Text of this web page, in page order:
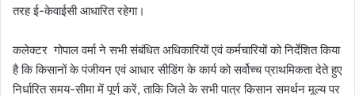
तरह ई-केवाईसी आधारित रहेगा।
कलेक्टर गोपाल वर्मा ने सभी संबंधित अधिकारियों एवं कर्मचारियों को निर्देशित किया
है कि किसानों के पंजीयन एवं आधार सीडिंग के कार्य को सर्वोच्च प्राथमिकता देते हुए
निर्धारित समय-सीमा में पूर्ण करें, ताकि जिले के सभी पात्र किसान समर्थन मूल्य पर